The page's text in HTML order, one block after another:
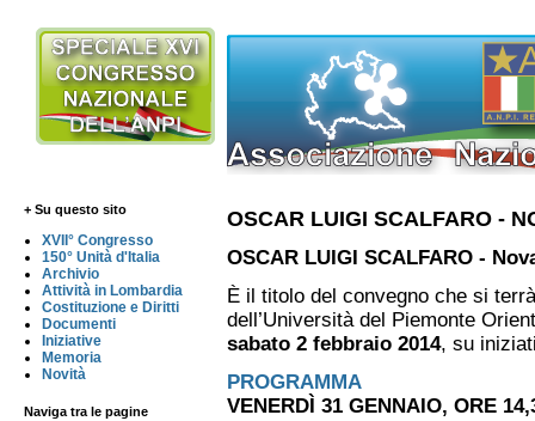
+ Su questo sito
XVII° Congresso
150° Unità d'Italia
Archivio
Attività in Lombardia
Costituzione e Diritti
Documenti
Iniziative
Memoria
Novità
Naviga tra le pagine
OSCAR LUIGI SCALFARO -
OSCAR LUIGI SCALFARO -
È il titolo del convegno che si
dell’Università del Piemonte
sabato 2 febbraio 2014, su
PROGRAMMA
VENERDÌ 31 GENNAIO, ORE